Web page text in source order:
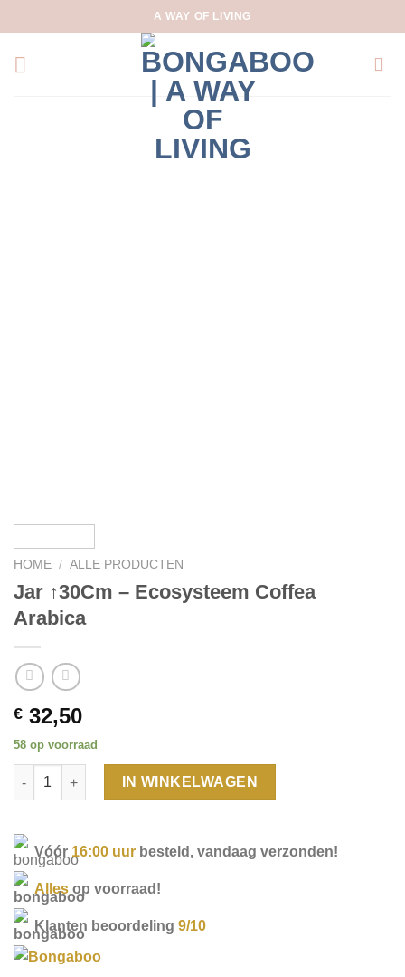
to
content
A WAY OF LIVING
HOME / ALLE PRODUCTEN
Jar ↑30Cm – Ecosysteem Coffea
Arabica
€ 32,50
58 op voorraad
Jar ↑30Cm - Ecosysteem Coffea Arabica aantal
IN WINKELWAGEN
Vóór 16:00 uur besteld, vandaag verzonden!
Alles op voorraad!
Klanten beoordeling 9/10